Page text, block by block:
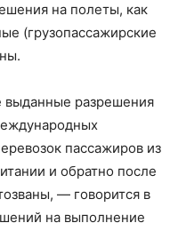
на полеты, как
(грузопассажирские
выданные разрешения
пассажиров из
и обратно после
— говорится в
на выполнение